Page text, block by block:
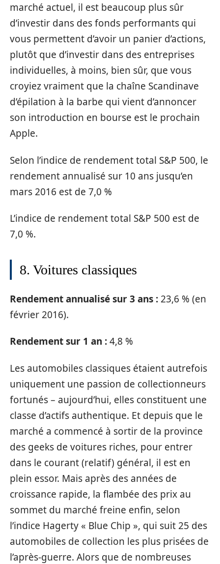
marché actuel, il est beaucoup plus sûr
d’investir dans des fonds performants qui
vous permettent d’avoir un panier d’actions,
plutôt que d’investir dans des entreprises
individuelles, à moins, bien sûr, que vous
croyiez vraiment que la chaîne Scandinave
d’épilation à la barbe qui vient d’annoncer
son introduction en bourse est le prochain
Apple.
Selon l’indice de rendement total S&P 500, le
rendement annualisé sur 10 ans jusqu’en
mars 2016 est de 7,0 %
L’indice de rendement total S&P 500 est de
7,0 %.
8. Voitures classiques
Rendement annualisé sur 3 ans : 23,6 % (en
février 2016).
Rendement sur 1 an :4,8 %
Les automobiles classiques étaient autrefois
uniquement une passion de collectionneurs
fortunés – aujourd’hui, elles constituent une
classe d’actifs authentique. Et depuis que le
marché a commencé à sortir de la province
des geeks de voitures riches, pour entrer
dans le courant (relatif) général, il est en
plein essor. Mais après des années de
croissance rapide, la flambée des prix au
sommet du marché freine enfin, selon
l’indice Hagerty « Blue Chip », qui suit 25 des
automobiles de collection les plus prisées de
l’après-guerre. Alors que de nombreuses